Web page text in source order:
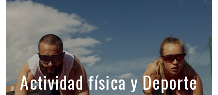
Actividad física y Deporte